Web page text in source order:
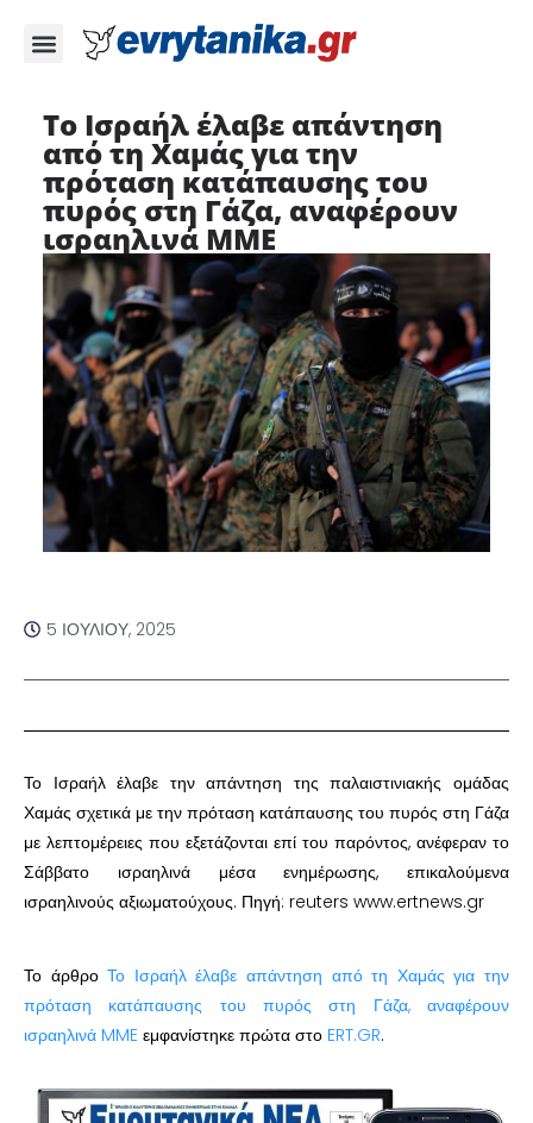
Το Ισραήλ έλαβε απάντηση
από τη Χαμάς για την
πρόταση κατάπαυσης του
πυρός στη Γάζα, αναφέρουν
ισραηλινά MME
5 ΙΟΥΛΊΟΥ, 2025
Το Ισραήλ έλαβε την απάντηση της παλαιστινιακής ομάδας
Χαμάς σχετικά με την πρόταση κατάπαυσης του πυρός στη Γάζα
με λεπτομέρειες που εξετάζονται επί του παρόντος, ανέφεραν το
Σάββατο ισραηλινά μέσα ενημέρωσης, επικαλούμενα
ισραηλινούς αξιωματούχους. Πηγή: reuters www.ertnews.gr
Το άρθροΤο Ισραήλ έλαβε απάντηση από τη Χαμάς για την
πρόταση κατάπαυσης του πυρός στη Γάζα, αναφέρουν
ισραηλινά MME εμφανίστηκε πρώτα στο ERT.GR.